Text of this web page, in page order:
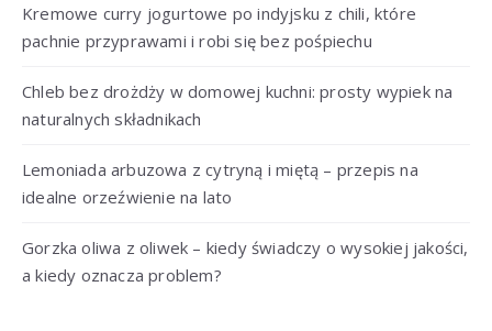
Kremowe curry jogurtowe po indyjsku z chili, które
pachnie przyprawami i robi się bez pośpiechu
Chleb bez drożdży w domowej kuchni: prosty wypiek na
naturalnych składnikach
Lemoniada arbuzowa z cytryną i miętą – przepis na
idealne orzeźwienie na lato
Gorzka oliwa z oliwek – kiedy świadczy o wysokiej jakości,
a kiedy oznacza problem?